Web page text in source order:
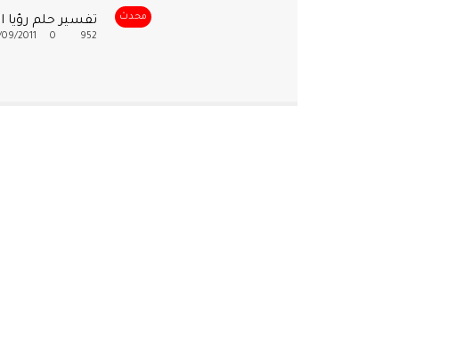
محدث تفسير حلم رؤيا
952
2011